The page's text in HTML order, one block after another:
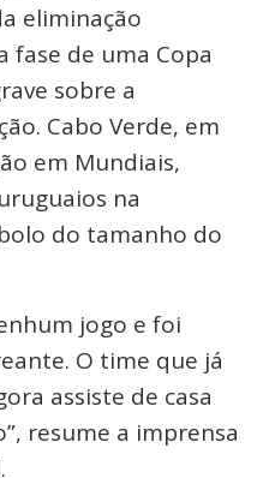
eliminação
fase de uma Copa
sobre a
Cabo Verde, em
em Mundiais,
na
do tamanho do
jogo e foi
O time que já
assiste de casa
, resume a imprensa
.